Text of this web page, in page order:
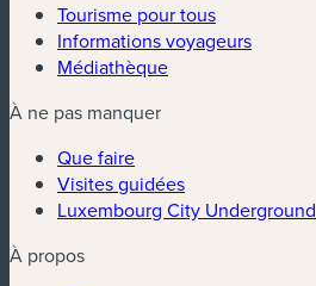
Tourisme pour tous
Informations voyageurs
Médiathèque
À ne pas manquer
Que faire
Visites guidées
Luxembourg City Underground
À propos